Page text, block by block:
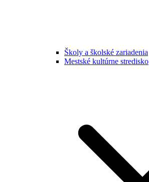
Školy a školské zariadenia
Mestské kultúrne stredisko